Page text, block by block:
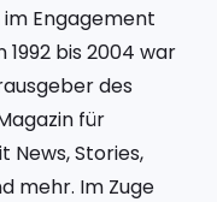
Engagement
bis 2004 war
des
für
News, Stories,
mehr. Im Zuge